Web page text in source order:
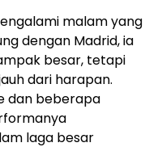
malam yang
dengan Madrid, ia
besar, tetapi
dari harapan.
dan beberapa
laga besar